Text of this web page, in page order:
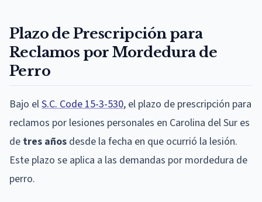
Plazo de Prescripción para
Reclamos por Mordedura de
Perro
Bajo elS.C. Code 15-3-530, el plazo de prescripción para
reclamos por lesiones personales en Carolina del Sur es
de tres años desde la fecha en que ocurrió la lesión.
Este plazo se aplica a las demandas por mordedura de
perro.